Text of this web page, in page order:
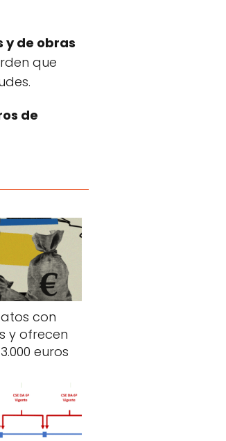
y de obras
que
de
con
y ofrecen
euros